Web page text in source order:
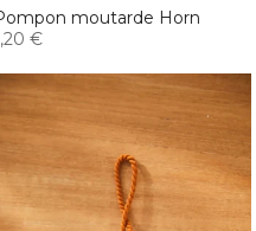
moutarde Horn
€